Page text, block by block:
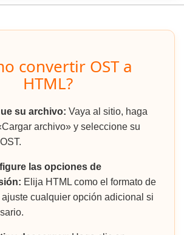
convertir OST a
HTML?
su archivo: Vaya al sitio, haga
archivo» y seleccione su
las opciones de
Elija HTML como el formato de
cualquier opción adicional si